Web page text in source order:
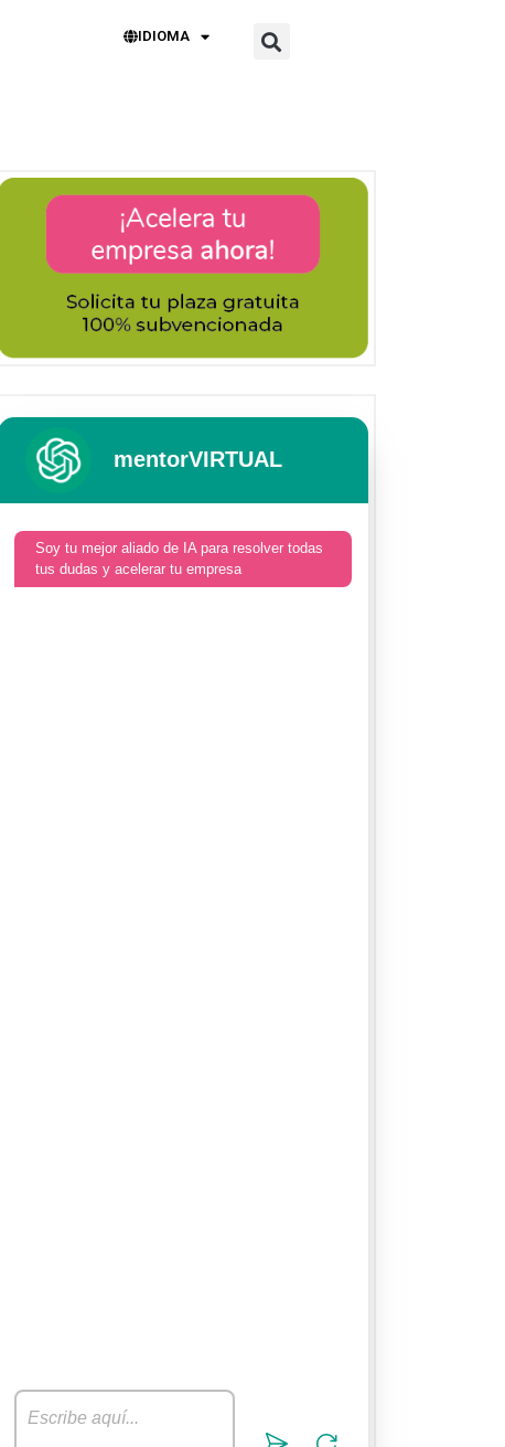
IDIOMA
mentorVIRTUAL
Soy tu mejor aliado de IA para resolver todas
tus dudas y acelerar tu empresa